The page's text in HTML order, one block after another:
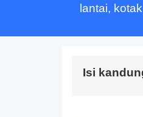
lantai,
Isi